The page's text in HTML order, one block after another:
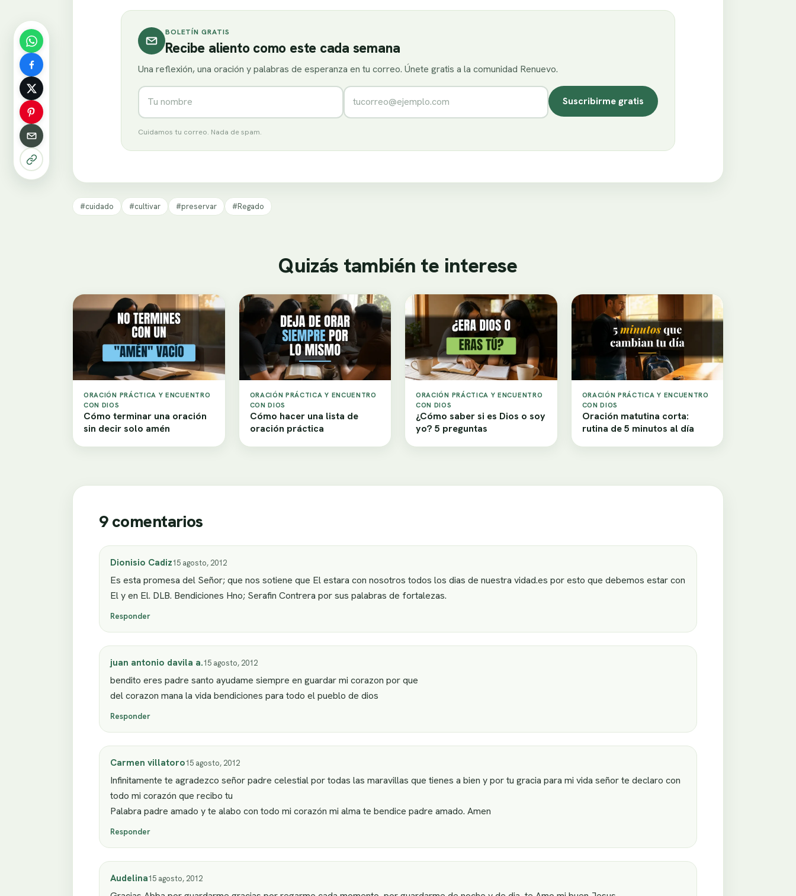
BOLETÍN GRATIS
Recibe aliento como este cada semana
Una reflexión, una oración y palabras de esperanza en tu correo. Únete gratis a la comunidad Renuevo.
Nombre Correo electrónico
Suscribirme gratis
Cuidamos tu correo. Nada de spam.
#cuidado #cultivar #preservar #Regado
Quizás también te interese
ORACIÓN PRÁCTICA Y ENCUENTRO
CON DIOS
Cómo terminar una oración
sin decir solo amén
ORACIÓN PRÁCTICA Y ENCUENTRO
CON DIOS
Cómo hacer una lista de
oración práctica
ORACIÓN PRÁCTICA Y ENCUENTRO
CON DIOS
¿Cómo saber si es Dios o soy
yo? 5 preguntas
ORACIÓN PRÁCTICA Y ENCUENTRO
CON DIOS
Oración matutina corta:
rutina de 5 minutos al día
9 comentarios
Dionisio Cadiz15 agosto, 2012
Es esta promesa del Señor; que nos sotiene que El estara con nosotros todos los dias de nuestra vidad.es por esto que debemos estar con
El y en El. DLB. Bendiciones Hno; Serafin Contrera por sus palabras de fortalezas.
Responder
juan antonio davila a.15 agosto, 2012
bendito eres padre santo ayudame siempre en guardar mi corazon por que
del corazon mana la vida bendiciones para todo el pueblo de dios
Responder
Carmen villatoro15 agosto, 2012
Infinitamente te agradezco señor padre celestial por todas las maravillas que tienes a bien y por tu gracia para mi vida señor te declaro con
todo mi corazón que recibo tu
Palabra padre amado y te alabo con todo mi corazón mi alma te bendice padre amado. Amen
Responder
Audelina15 agosto, 2012